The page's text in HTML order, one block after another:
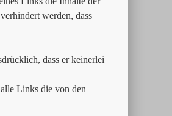
werden, dass
dass er keinerlei
Links die von den